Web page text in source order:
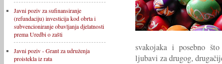
Javni poziv za sufinansiranje
(refundaciju) investicija kod obrta i
subvencioniranje obavljanja djelatnosti
prema Uredbi o zašti
Javni poziv - Grant za udruženja
proistekla iz rata
svakojaka i posebno
ljubavi za drugog,